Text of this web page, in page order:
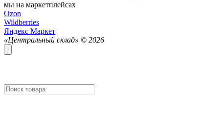
мы на маркетплейсах
Ozon
Wildberries
Яндекс Маркет
«Центральный склад» © 2026